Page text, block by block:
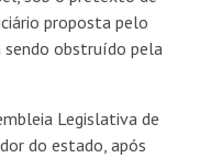
proposta pelo
sendo obstruído pela
Legislativa de
do estado, após